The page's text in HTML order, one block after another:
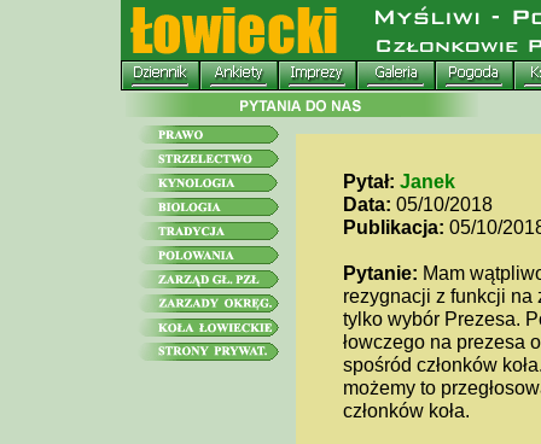
Pytał: Janek
Data: 05/10/2018
Publikacja: 05/10/
Pytanie: Mam
rezygnacji z funkcji na
tylko wybór Prezesa.
łowczego na prezesa
spośród członków
możemy to
członków koła.